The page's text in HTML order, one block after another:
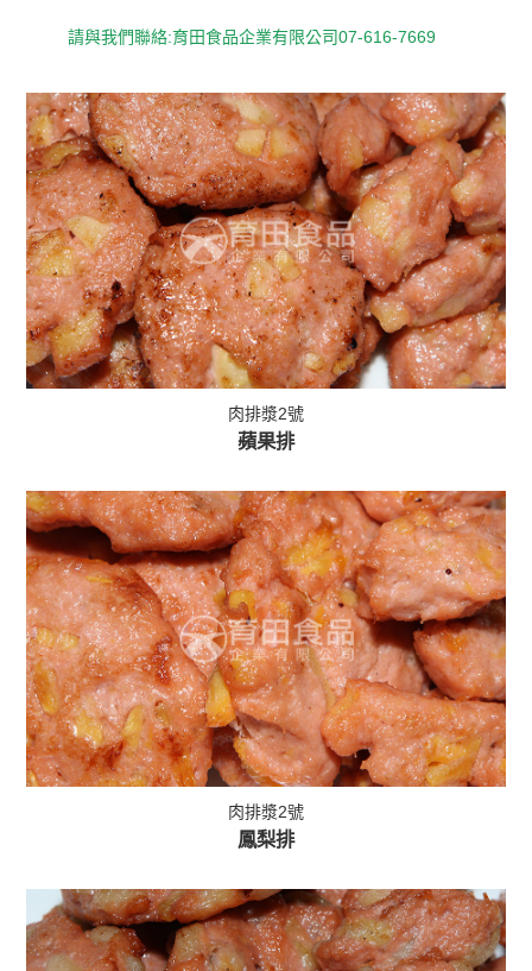
請與我們聯絡:育田食品企業有限公司07-616-7669
肉排漿2號
蘋果排
肉排漿2號
鳳梨排